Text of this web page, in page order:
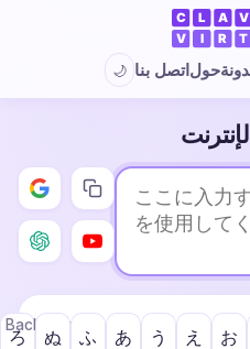
حولاتصل بنا 🌙
ろ
Backspace
ぬ ふ あ う え お